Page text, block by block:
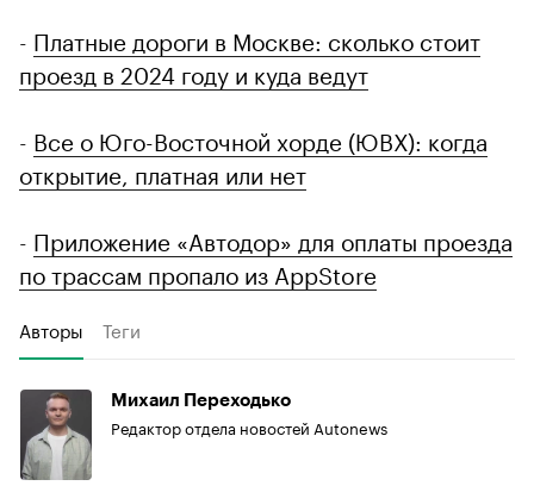
- Платные дороги в Москве: сколько стоит
проезд в 2024 году и куда ведут
- Все о Юго-Восточной хорде (ЮВХ): когда
открытие, платная или нет
- Приложение «Автодор» для оплаты проезда
по трассам пропало из AppStore
Авторы Теги
Михаил Переходько
Редактор отдела новостей Autonews